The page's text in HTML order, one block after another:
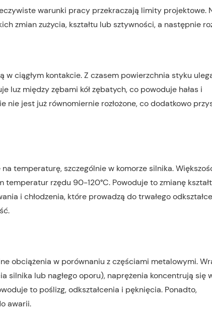
warunki pracy przekraczają limity projektowe.
zmian zużycia, kształtu lub sztywności, a następnie
ciągłym kontakcie. Z czasem powierzchnia styku
luz między zębami kół zębatych, co powoduje hałas i
jest już równomiernie rozłożone, co dodatkowo
temperaturę, szczególnie w komorze silnika.
rzędu 90-120°C. Powoduje to zmianę
i chłodzenia, które prowadzą do trwałego
obciążenia w porównaniu z częściami metalowymi.
lub nagłego oporu), naprężenia koncentrują się
to poślizg, odkształcenia i pęknięcia. Ponadto,
awarii.